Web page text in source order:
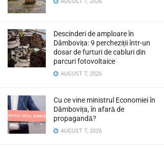
Descinderi de amploare în
Dâmbovița: 9 percheziții într-un
dosar de furturi de cabluri din
parcuri fotovoltaice
AUGUST 7, 2026
Cu ce vine ministrul Economiei în
Dâmbovița, în afară de
propagandă?
AUGUST 7, 2026